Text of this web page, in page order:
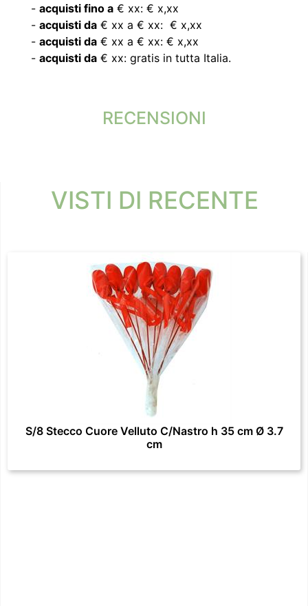
- acquisti fino a € xx: € x,xx
- acquisti da € xx a € xx: € x,xx
- acquisti da € xx a € xx: € x,xx
- acquisti da € xx: gratis in tutta Italia.
RECENSIONI
VISTI DI RECENTE
S/8 Stecco Cuore Velluto C/Nastro h 35 cm Ø 3.7
cm